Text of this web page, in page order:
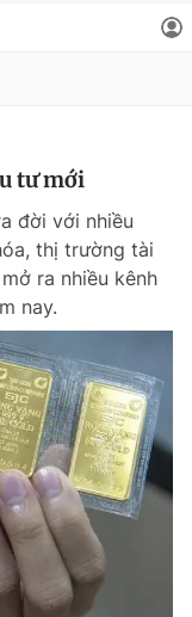
tư mới
đời với nhiều
thị trường tài
ra nhiều kênh
nay.